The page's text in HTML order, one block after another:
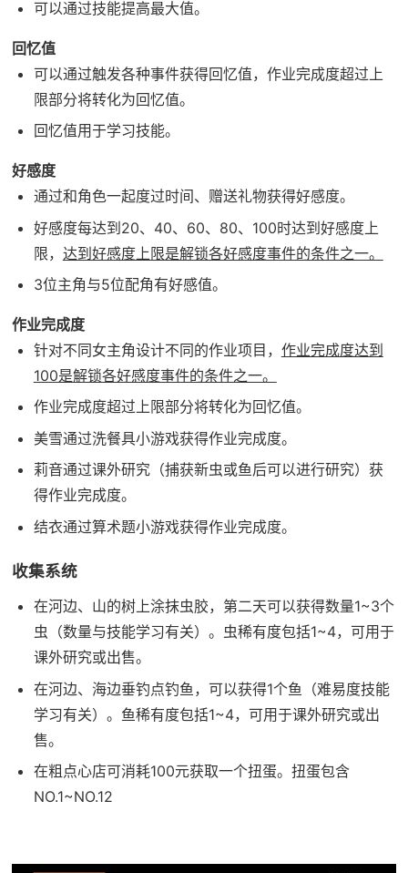
可以通过技能提高最大值。
回忆值
可以通过触发各种事件获得回忆值，作业完成度超过上
限部分将转化为回忆值。
回忆值用于学习技能。
好感度
通过和角色一起度过时间、赠送礼物获得好感度。
好感度每达到20、40、60、80、100时达到好感度上
限， 达到好感度上限是解锁各好感度事件的条件之一。
3位主角与5位配角有好感值。
作业完成度
针对不同女主角设计不同的作业项目， 作业完成度达到
100是解锁各好感度事件的条件之一。
作业完成度超过上限部分将转化为回忆值。
美雪通过洗餐具小游戏获得作业完成度。
莉音通过课外研究（捕获新虫或鱼后可以进行研究）获
得作业完成度。
结衣通过算术题小游戏获得作业完成度。
收集系统
在河边、山的树上涂抹虫胶，第二天可以获得数量1~3个
虫（数量与技能学习有关）。虫稀有度包括1~4，可用于
课外研究或出售。
在河边、海边垂钓点钓鱼，可以获得1个鱼（难易度技能
学习有关）。鱼稀有度包括1~4，可用于课外研究或出
售。
在粗点心店可消耗100元获取一个扭蛋。扭蛋包含
NO.1~NO.12